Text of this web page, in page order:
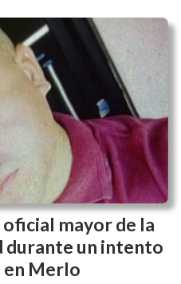
mayor de la
durante un intento
en Merlo